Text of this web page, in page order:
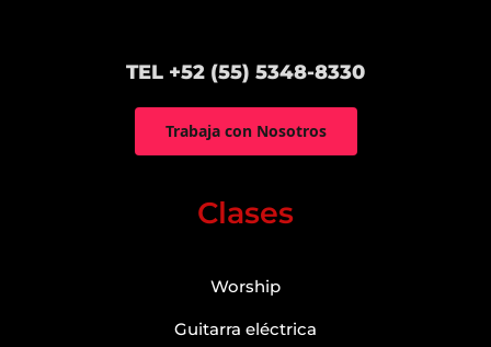
TEL +52 (55) 5348-8330
Trabaja con Nosotros
Clases
Worship
Guitarra eléctrica